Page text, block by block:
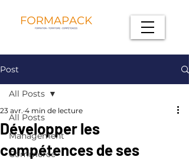
Post
All Posts
Management
Commerce
All Posts
Développer les
compétences de ses
23 avr. 4 min de lecture